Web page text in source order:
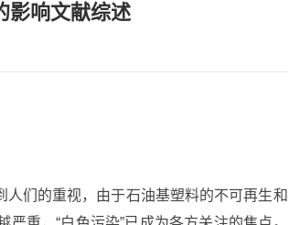
影响文献综述
们的重视，由于石油基塑料的不可再生和